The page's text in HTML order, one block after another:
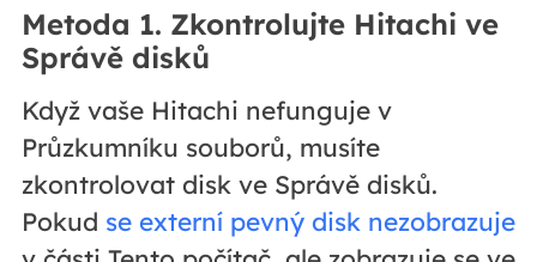
Metoda 1. Zkontrolujte Hitachi ve
Správě disků
Když vaše Hitachi nefunguje v
Průzkumníku souborů, musíte
zkontrolovat disk ve Správě disků.
Pokud se externí pevný disk nezobrazuje